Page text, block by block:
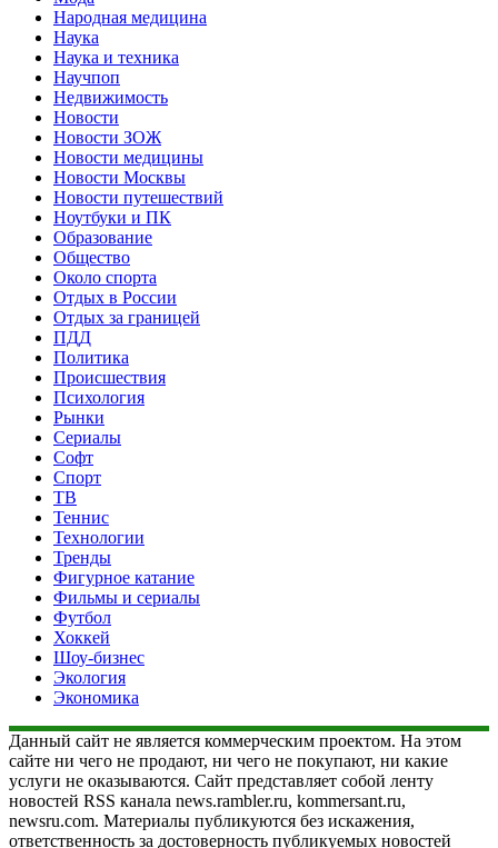
Народная медицина
Наука
Наука и техника
Научпоп
Недвижимость
Новости
Новости ЗОЖ
Новости медицины
Новости Москвы
Новости путешествий
Ноутбуки и ПК
Образование
Общество
Около спорта
Отдых в России
Отдых за границей
ПДД
Политика
Происшествия
Психология
Рынки
Сериалы
Софт
Спорт
ТВ
Теннис
Технологии
Тренды
Фигурное катание
Фильмы и сериалы
Футбол
Хоккей
Шоу-бизнес
Экология
Экономика
Данный сайт не является коммерческим проектом. На этом
сайте ни чего не продают, ни чего не покупают, ни какие
услуги не оказываются. Сайт представляет собой ленту
новостей RSS канала news.rambler.ru, kommersant.ru,
newsru.com. Материалы публикуются без искажения,
ответственность за достоверность публикуемых новостей